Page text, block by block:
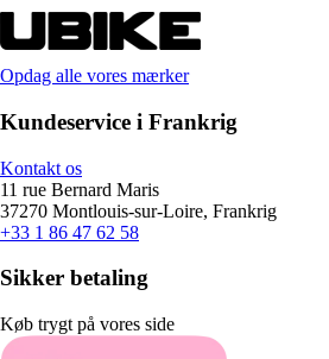
Opdag alle vores mærker
Kundeservice i Frankrig
Kontakt os
11 rue Bernard Maris
37270 Montlouis-sur-Loire, Frankrig
+33 1 86 47 62 58
Sikker betaling
Køb trygt på vores side